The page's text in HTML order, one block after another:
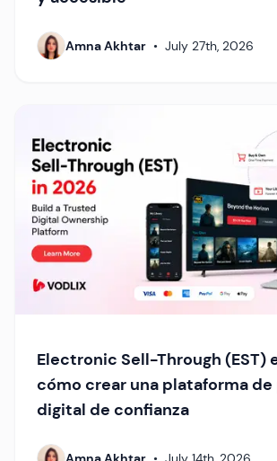
Amna Akhtar • July 27th, 2026
Electronic Sell-Through (EST)
cómo crear una plataforma
digital de confianza